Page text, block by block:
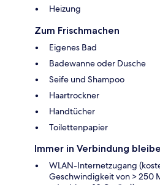
Heizung
Zum Frischmachen
Eigenes Bad
Badewanne oder Dusche
Seife und Shampoo
Haartrockner
Handtücher
Toilettenpapier
Immer in Verbindung
WLAN-Internetzugang
Geschwindigkeit von > 250